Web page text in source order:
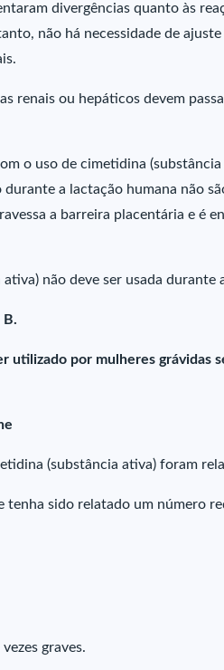
divergências quanto às
não há necessidade de
renais ou hepáticos devem
o uso de cimetidina
a lactação humana não
a barreira placentária e é
não deve ser usada durante
B.
utilizado por mulheres grávidas
(substância ativa) foram
tenha sido relatado um número
graves.